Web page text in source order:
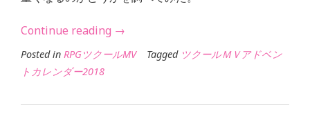
Continue reading “MV
の
と
→
Posted in RPGツクールMV Tagged ツクールＭＶアドベン
トカレンダー2018